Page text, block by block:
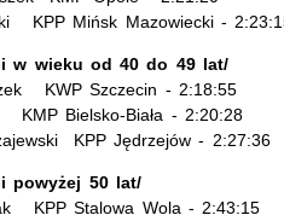
KPP Mińsk Mazowiecki -
w wieku od 40 do 49 lat/
KWP Szczecin - 2:18:55
KMP Bielsko-Biała - 2:20:28
KPP Jędrzejów - 2:27:36
powyżej 50 lat/
KPP Stalowa Wola - 2:43:15